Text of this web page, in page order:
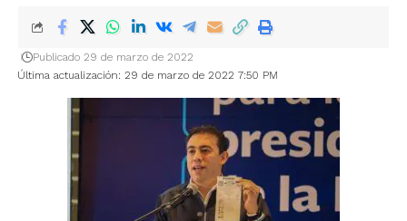
Última actualización: 29 de marzo de 2022 7:50 PM
Publicado 29 de marzo de 2022